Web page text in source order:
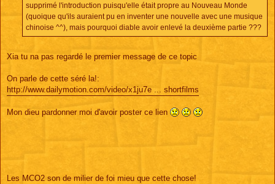
supprimé l'introduction puisqu'elle était propre au Nouveau Monde
(quoique qu'ils auraient pu en inventer une nouvelle avec une musique
chinoise ^^), mais pourquoi diable avoir enlevé la deuxième partie ???
Xia tu na pas regardé le premier message de ce topic
On parle de cette séré la!:
http://www.dailymotion.com/video/x1ju7e ... shortfilms
Mon dieu pardonner moi d'avoir poster ce lien
Les MCO2 son de milier de foi mieu que cette chose!